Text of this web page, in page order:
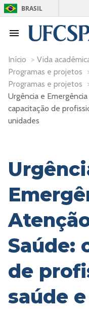
BRASIL
Início > Vida
Programas e projetos
Programas e projetos
Urgência e
capacitação de
unidades
Saúde:
de
saúde